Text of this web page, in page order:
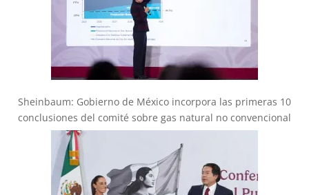
Sheinbaum: Gobierno de México incorpora las primeras 10
conclusiones del comité sobre gas natural no convencional